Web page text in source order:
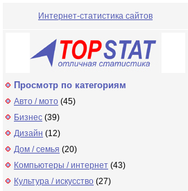
Интернет-статистика сайтов
Просмотр по категориям
Авто / мото (45)
Бизнес (39)
Дизайн (12)
Дом / семья (20)
Компьютеры / интернет (43)
Культура / искусство (27)